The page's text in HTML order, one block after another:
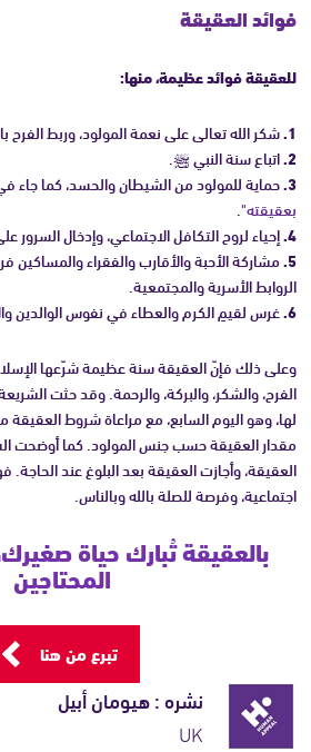
فوائد العقيقة
للعقيقة فوائد عظيمة، منها:
1. شكر الله تعالى على نعمة المولود، وربط الفرح
2. اتباع سنة النبي ﷺ.
3. حماية للمولود من الشيطان والحسد، كما جاء
بعقيقته".
4. إحياء لروح التكافل الاجتماعي، وإدخال السرور
5. مشاركة الأحبة والأقارب والفقراء والمساكين
الروابط الأسرية والمجتمعية.
6. غرس لقيمِ الكرم والعطاء في نفوس الوالدين
وعلى ذلك فإنّ العقيقة سنة عظيمة شرّعها
الفرح، والشكر، والبركة، والرحمة. وقد حثت
لها، وهو اليوم السابع، مع مراعاة شروط
مقدار العقيقة حسب جنس المولود. كما أوضحت
العقيقة، وأجازت العقيقة بعد البلوغ عند الحاجة.
اجتماعية، وفرصة للصلة بالله وبالناس.
بالعقيقة تُبارك حياة
المحتاجين
تبرع من هنا
نشره : هيومان أبيل
UK